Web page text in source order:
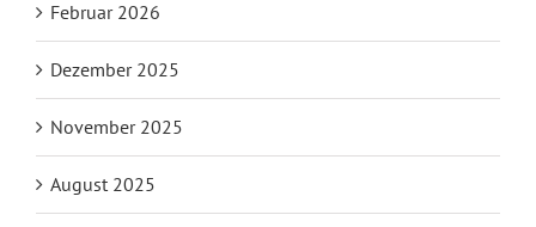
Februar 2026
Dezember 2025
November 2025
August 2025